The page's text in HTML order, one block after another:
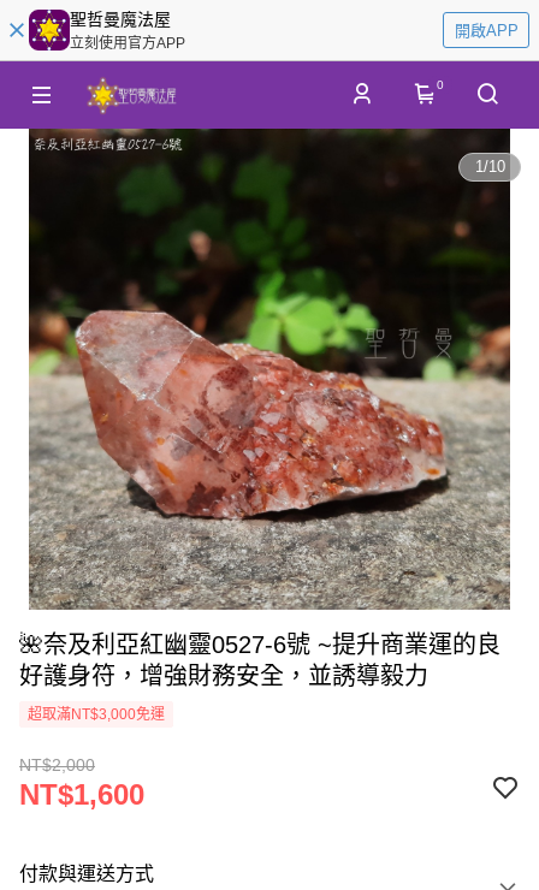
聖哲曼魔法屋
立刻使用官方APP
開啟APP
0
1/10
🌺奈及利亞紅幽靈0527-6號 ~提升商業運的良
好護身符，增強財務安全，並誘導毅力
超取滿NT$3,000免運
NT$2,000
NT$1,600
付款與運送方式